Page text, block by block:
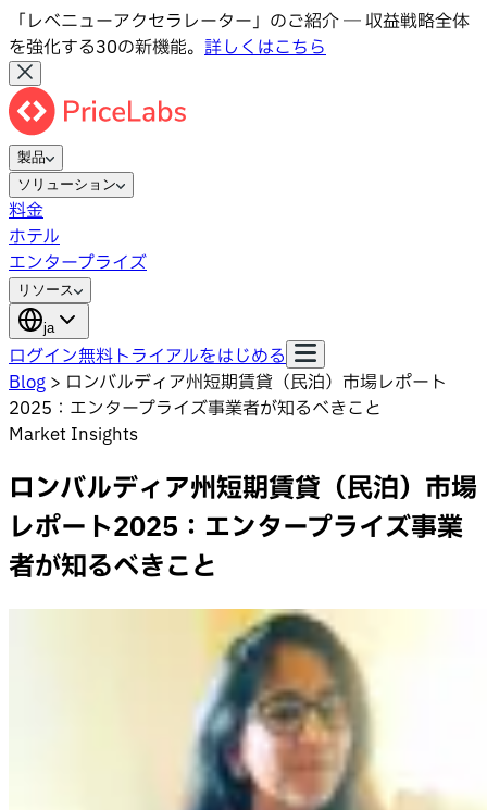
「レベニューアクセラレーター」のご紹介 ― 収益戦略全体
を強化する30の新機能。 詳しくはこちら
製品
ソリューション
料金
ホテル
エンタープライズ
リソース
ja
ログイン無料トライアルをはじめる
Blog > ロンバルディア州短期賃貸（民泊）市場レポート
2025：エンタープライズ事業者が知るべきこと
Market Insights
ロンバルディア州短期賃貸（民泊）市場
レポート2025：エンタープライズ事業
者が知るべきこと